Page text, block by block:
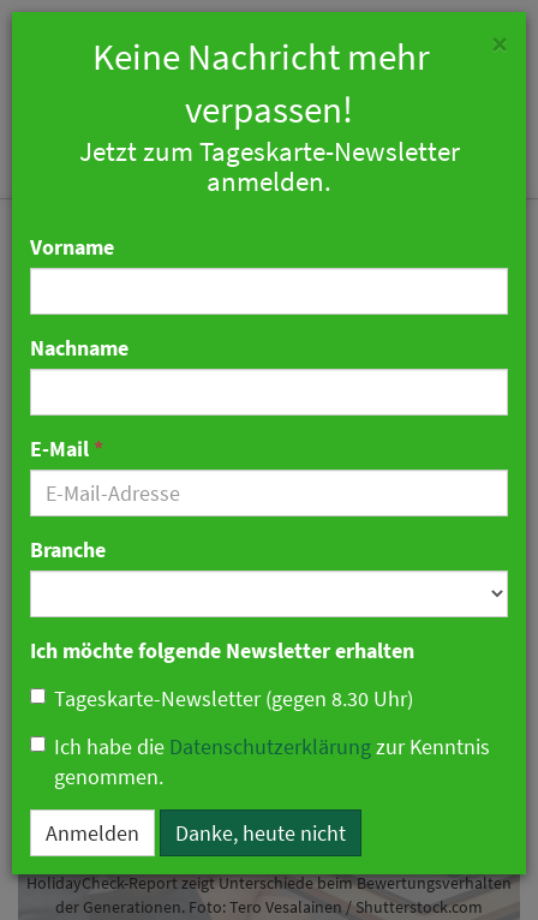
HolidayCheck-Report
zeigt Unterschiede beim
Bewertungsverhalten der
Generationen
13. Mai 2026 07:24 Uhr| Zahlen & Fakten
HolidayCheck-Report zeigt Unterschiede beim Bewertungsverhalten
der Generationen. Foto: Tero Vesalainen / Shutterstock.com
×
Keine Nachricht mehr
verpassen!
Jetzt zum Tageskarte-Newsletter
anmelden.
Vorname
Nachname
E-Mail *
Branche
Ich möchte folgende Newsletter erhalten
Tageskarte-Newsletter (gegen 8.30 Uhr)
Ich habe die Datenschutzerklärungzur Kenntnis
genommen.
Anmelden Danke, heute nicht